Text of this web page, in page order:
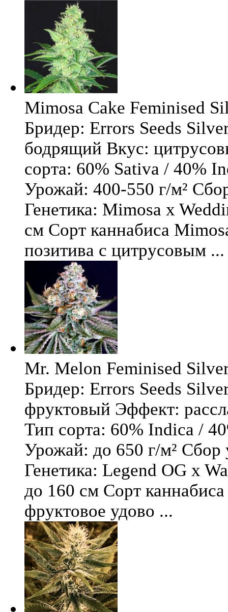
Mimosa Cake Feminised
Бридер: Errors Seeds
бодрящий Вкус:
сорта: 60% Sativa / 40%
Урожай: 400-550 г/м²
Генетика: Mimosa x
см Сорт каннабиса
позитива с цитрусовым ...
Mr. Melon Feminised
Бридер: Errors Seeds
фруктовый Эффект:
Тип сорта: 60% Indica /
Урожай: до 650 г/м² Сбор
Генетика: Legend OG x
до 160 см Сорт
фруктовое удово ...